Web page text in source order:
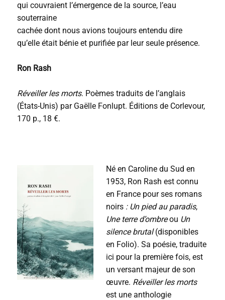
qui couvraient l’émergence de la source, l’eau
souterraine
cachée dont nous avions toujours entendu dire
qu’elle était bénie et purifiée par leur seule présence.
Ron Rash
Réveiller les morts. Poèmes traduits de l’anglais
(États-Unis) par Gaëlle Fonlupt. Éditions de Corlevour,
170 p., 18 €.
Né en Caroline du Sud en
1953, Ron Rash est connu
en France pour ses romans
noirs : Un pied au paradis,
Une terre d’ombreou Un
silence brutal(disponibles
en Folio). Sa poésie, traduite
ici pour la première fois, est
un versant majeur de son
œuvre. Réveiller les morts
est une anthologie